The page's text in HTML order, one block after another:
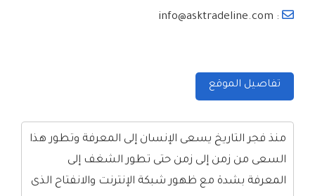
: info@asktradeline.com
تفاصيل الموقع
منذ فجر التاريخ يسعى الإنسان إلى المعرفة وتطور هذا
السعى من زمن إلى زمن حتى تطور الشغف إلى
المعرفة بشدة مع ظهور شبكة الإنترنت والانفتاح الذى